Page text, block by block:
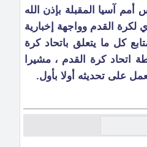
آسيا المقبلة بإذن الله
القدم وواجهة إخبارية
كل ما يتعلق باتحاد كرة
اتحاد كرة القدم ، مشيرا
على تحديثه أولا بأول.